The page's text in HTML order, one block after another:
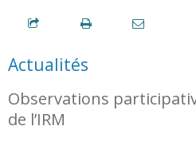
Actualités
Observations
de l’IRM